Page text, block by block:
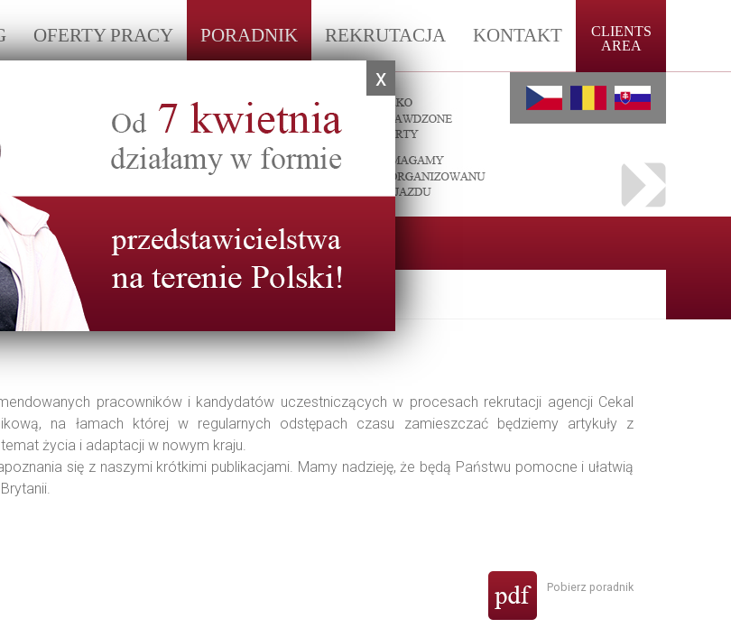
CLIENTS
AREA
OFERTY PRACY PORADNIK REKRUTACJA KONTAKT
0048 57 47 01 284 Zadzwoń do nas
pracowników i kandydatów uczestniczących w procesach rekrutacji agencji Cekal
na łamach której w regularnych odstępach czasu zamieszczać będziemy artykuły z
życia i adaptacji w nowym kraju.
się z naszymi krótkimi publikacjami. Mamy nadzieję, że będą Państwu pomocne i ułatwią
Pobierz poradnik
x